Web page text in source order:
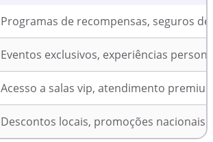
Programas de recompensas, seguros de
Eventos exclusivos, experiências
Acesso a salas vip, atendimento
Descontos locais, promoções nacionais